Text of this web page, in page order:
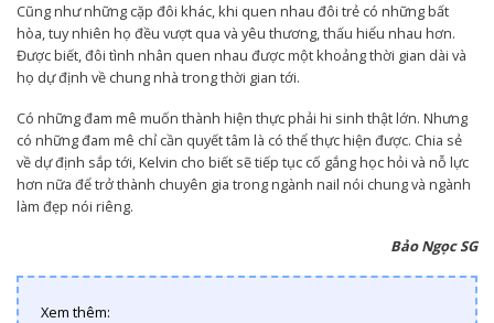
Cũng như những cặp đôi khác, khi quen nhau đôi trẻ có những bất
hòa, tuy nhiên họ đều vượt qua và yêu thương, thấu hiểu nhau hơn.
Được biết, đôi tình nhân quen nhau được một khoảng thời gian dài và
họ dự định về chung nhà trong thời gian tới.
Có những đam mê muốn thành hiện thực phải hi sinh thật lớn. Nhưng
có những đam mê chỉ cần quyết tâm là có thể thực hiện được. Chia sẻ
về dự định sắp tới, Kelvin cho biết sẽ tiếp tục cố gắng học hỏi và nỗ lực
hơn nữa để trở thành chuyên gia trong ngành nail nói chung và ngành
làm đẹp nói riêng.
Bảo Ngọc SG
Xem thêm: